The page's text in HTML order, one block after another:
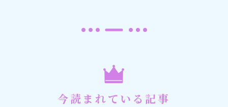
今読まれている記事